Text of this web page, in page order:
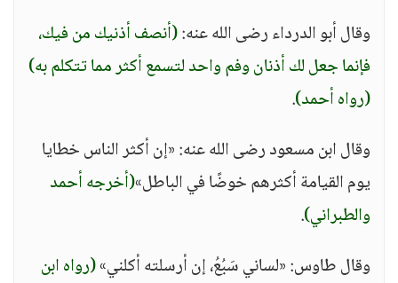
وقال أبو الدرداء رضى الله عنه:(أنصف أذنيك من فيك،
فإنما جعل لك أذنان وفم واحد لتسمع أكثر مما تتكلم به)
(رواه أحمد).
وقال ابن مسعود رضى الله عنه: «إن أكثر الناس خطايا
يوم القيامة أكثرهم خوضًا في الباطل»(أخرجه أحمد
والطبراني).
وقال طاوس: «لساني سَبُعُ، إن أرسلته أكلني»(رواه ابن